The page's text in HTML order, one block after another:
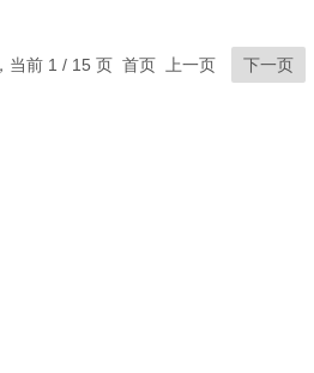
当前 1 / 15 页 首页 上一页 下一页